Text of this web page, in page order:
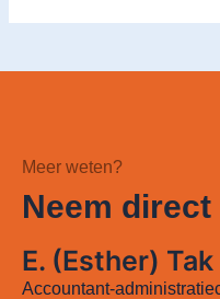
Meer weten?
Neem
E. (Esther) Tak
Accountant-